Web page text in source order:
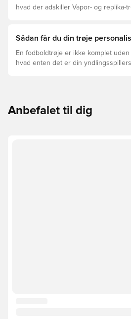
hvad der adskiller Vapor- og replika-
Sådan får du din trøje
En fodboldtrøje er ikke komplet
hvad enten det er din
Anbefalet til dig